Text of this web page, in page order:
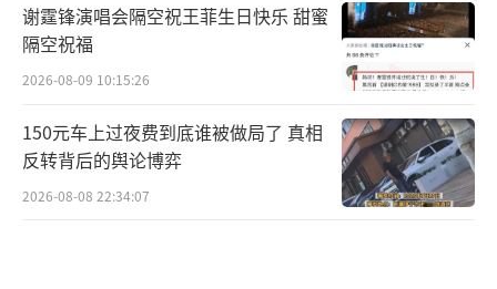
谢霆锋演唱会隔空祝王菲生日快乐 甜蜜
隔空祝福
2026-08-09 10:15:26
150元车上过夜费到底谁被做局了 真相
反转背后的舆论博弈
2026-08-08 22:34:07